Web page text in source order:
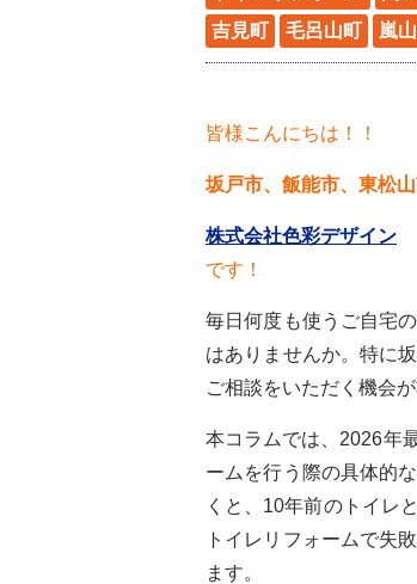
吉見町
毛呂山町 嵐
皆様こんにちは！！
坂戸市、飯能市、東松
株式会社色彩デザイン
です！
毎日何度も使うご自宅
はありませんか。特に
ご相談をいただく機会
本コラムでは、2026年
ームを行う際の具体的
くと、10年前のトイレ
トイレリフォームで失
ます。